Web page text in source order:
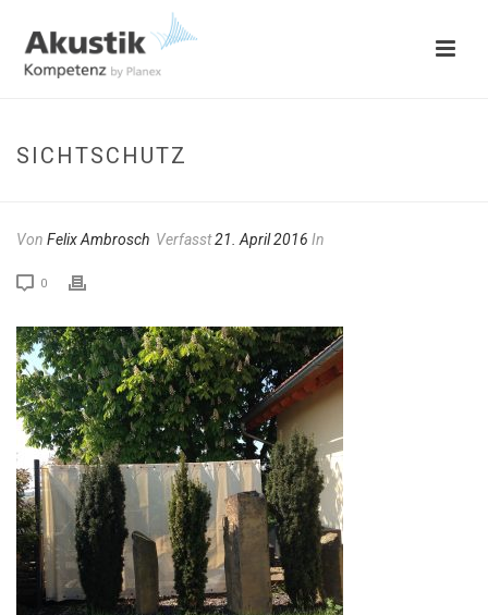
SICHTSCHUTZ
Von Felix Ambrosch Verfasst21. April 2016 In
0